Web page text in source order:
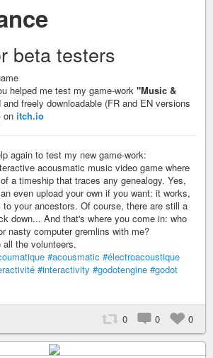
beta testers
helped me test my game-work "Music &
freely downloadable (FR and EN versions
on itch.io
again to test my new game-work:
acousmatic music video game where
a timeship that traces any genealogy. Yes,
even upload your own if you want: it works,
your ancestors. Of course, there are still a
down... And that's where you come in: who
nasty computer gremlins with me?
the volunteers.
#acousmatic #électroacoustique
#interactivity #godotengine #godot
0 0 0